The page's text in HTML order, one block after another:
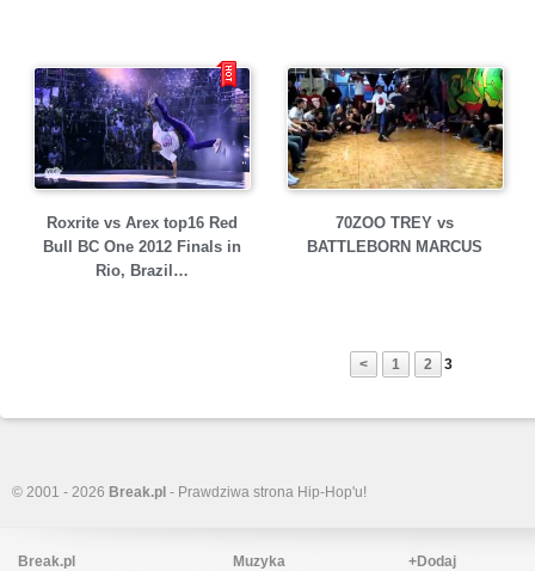
Roxrite vs Arex top16 Red
Bull BC One 2012 Finals in
Rio, Brazil…
70ZOO TREY vs
BATTLEBORN MARCUS
< 1 2 3
© 2001 - 2026 Break.pl - Prawdziwa strona Hip-Hop'u!
Break.pl
Muzyka
+Dodaj